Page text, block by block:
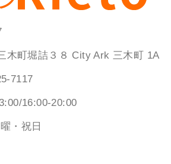
木町堀詰３８ City Ark 三木町 1A
7117
16:00-20:00
・祝日